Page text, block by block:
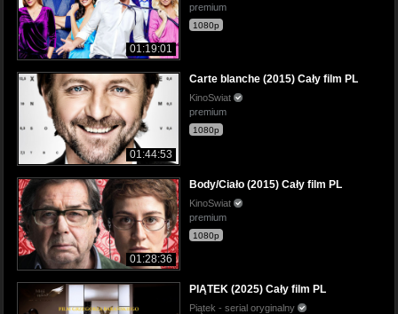
01:19:01
premium
1080p
01:44:53
Carte blanche (2015) Cały film PL
KinoSwiat
premium
1080p
01:28:36
Body/Ciało (2015) Cały film PL
KinoSwiat
premium
1080p
PIĄTEK (2025) Cały film PL
Piątek - serial oryginalny